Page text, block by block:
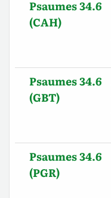
Psaumes 34.6
(CAH)
Psaumes 34.6
(GBT)
Psaumes 34.6
(PGR)